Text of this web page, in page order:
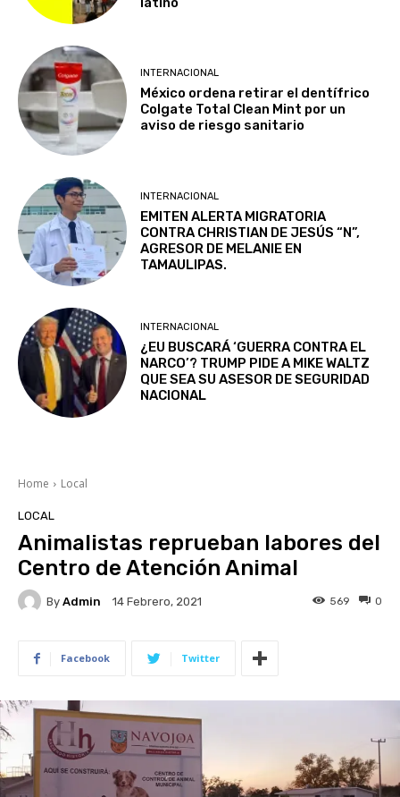
INTERNACIONAL
México ordena retirar el dentífrico
Colgate Total Clean Mint por un
aviso de riesgo sanitario
INTERNACIONAL
EMITEN ALERTA MIGRATORIA
CONTRA CHRISTIAN DE JESÚS “N”,
AGRESOR DE MELANIE EN
TAMAULIPAS.
INTERNACIONAL
¿EU BUSCARÁ ‘GUERRA CONTRA EL
NARCO’? TRUMP PIDE A MIKE WALTZ
QUE SEA SU ASESOR DE SEGURIDAD
NACIONAL